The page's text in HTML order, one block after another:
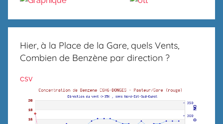
Hier, à la Place de la Gare, quels Vents,
Combien de Benzène par direction ?
csv